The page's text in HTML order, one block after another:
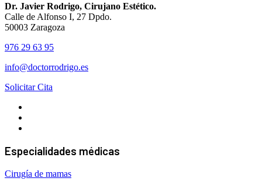
Dr. Javier Rodrigo, Cirujano Estético.
Calle de Alfonso I, 27 Dpdo.
50003 Zaragoza
976 29 63 95
info@doctorrodrigo.es
Solicitar Cita
Especialidades médicas
Cirugía de mamas